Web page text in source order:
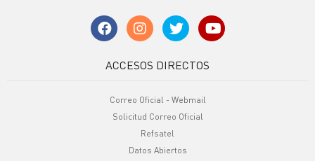
ACCESOS DIRECTOS
Correo Oficial - Webmail
Solicitud Correo Oficial
Refsatel
Datos Abiertos